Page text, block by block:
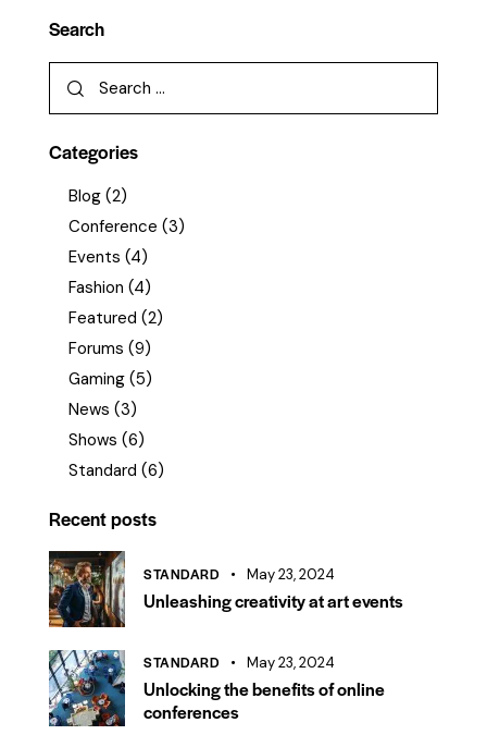
Search
Categories
Blog (2)
Conference (3)
Events (4)
Fashion (4)
Featured (2)
Forums (9)
Gaming (5)
News (3)
Shows (6)
Standard (6)
Recent posts
STANDARD May 23, 2024
Unleashing creativity at art events
STANDARD May 23, 2024
Unlocking the benefits of online
conferences